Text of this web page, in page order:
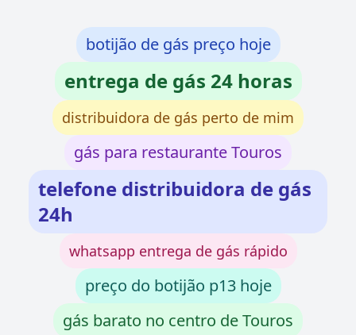
botijão de gás preço hoje
entrega de gás 24 horas
distribuidora de gás perto de mim
gás para restaurante Touros
telefone distribuidora de gás
24h
whatsapp entrega de gás rápido
preço do botijão p13 hoje
gás barato no centro de Touros